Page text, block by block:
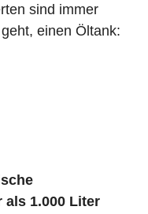
sind immer
einen Öltank:
als 1.000 Liter